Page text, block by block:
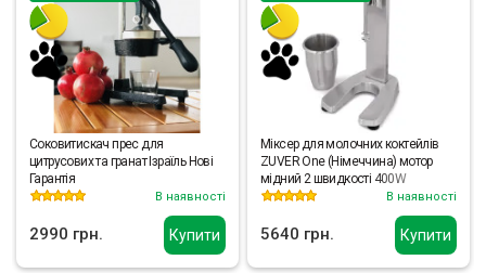
Купити
Соковитискач прес для
цитрусових та гранат Ізраїль Нові
Гарантія
В наявності
2990 грн. Купити
Міксер для молочних коктейлів
ZUVER One (Німеччина) мотор
мідний 2 швидкості 400W
В наявності
5640 грн.